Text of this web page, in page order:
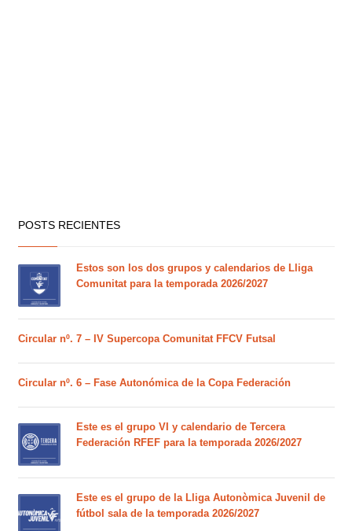
POSTS RECIENTES
Estos son los dos grupos y calendarios de Lliga
Comunitat para la temporada 2026/2027
Circular nº. 7 – IV Supercopa Comunitat FFCV Futsal
Circular nº. 6 – Fase Autonómica de la Copa Federación
Este es el grupo VI y calendario de Tercera
Federación RFEF para la temporada 2026/2027
Este es el grupo de la Lliga Autonòmica Juvenil de
fútbol sala de la temporada 2026/2027